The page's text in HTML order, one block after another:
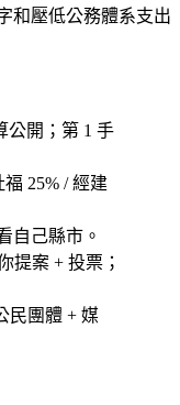
和壓低公務體系支出
公開；第 1 手
福 25% / 經建
自己縣市。
提案 + 投票；
民團體 + 媒